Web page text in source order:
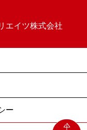
エイツ株式会社
ー